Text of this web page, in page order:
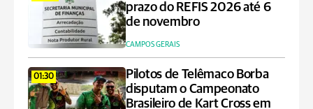
prazo do REFIS 2026 até 6
de novembro
CAMPOS GERAIS
01:30
Pilotos de Telêmaco Borba
disputam o Campeonato
Brasileiro de Kart Cross em